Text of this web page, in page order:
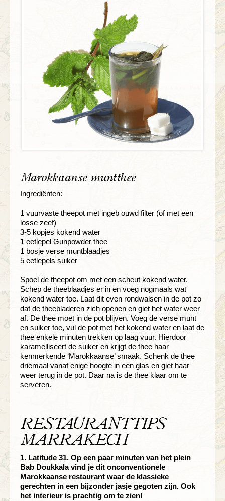
Marokkaanse muntthee
Ingrediënten:
1 vuurvaste theepot met ingeb ouwd filter (of met een
losse zeef)
3-5 kopjes kokend water
1 eetlepel Gunpowder thee
1 bosje verse muntblaadjes
5 eetlepels suiker
Spoel de theepot om met een scheut kokend water.
Schep de theeblaadjes er in en voeg nogmaals wat
kokend water toe. Laat dit even rondwalsen in de pot zo
dat de theebladeren zich openen en giet het water weer
af. De thee moet in de pot blijven. Voeg de verse munt
en suiker toe, vul de pot met het kokend water en laat de
thee enkele minuten trekken op laag vuur. Hierdoor
karamelliseert de suiker en krijgt de thee haar
kenmerkende ‘Marokkaanse’ smaak. Schenk de thee
driemaal vanaf enige hoogte in een glas en giet haar
weer terug in de pot. Daar na is de thee klaar om te
serveren.
RESTAURANTTIPS
MARRAKECH
1. Latitude 31. Op een paar minuten van het plein
Bab Doukkala vind je dit onconventionele
Marokkaanse restaurant waar de klassieke
gerechten in een bijzonder jasje gegoten zijn. Ook
het interieur is prachtig om te zien!